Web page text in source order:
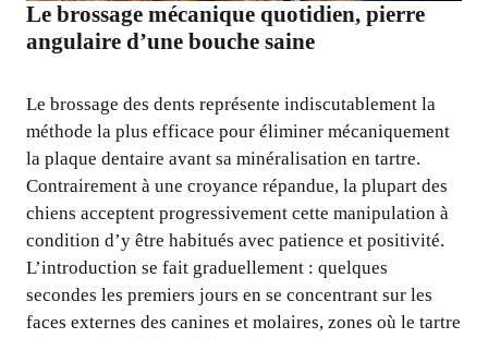
Le brossage mécanique quotidien, pierre
angulaire d’une bouche saine
Le brossage des dents représente indiscutablement la
méthode la plus efficace pour éliminer mécaniquement
la plaque dentaire avant sa minéralisation en tartre.
Contrairement à une croyance répandue, la plupart des
chiens acceptent progressivement cette manipulation à
condition d’y être habitués avec patience et positivité.
L’introduction se fait graduellement : quelques
secondes les premiers jours en se concentrant sur les
faces externes des canines et molaires, zones où le tartre